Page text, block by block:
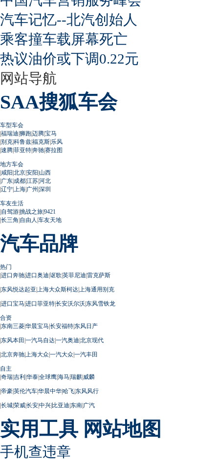
汽车记忆--北汽创始人
乘客撞车载屏幕死亡
热议油价或下调0.22元
网站导航
SAA搜狐车会
车型车会
|福瑞迪|狮跑|迈腾|宝马
|别克|科鲁兹|福克斯|乐风
|速腾|菲亚特|奔驰|赛拉图
地方车会
|咸阳|北京|安阳|山西
|广东|成都|江苏|河北
|辽宁| 上海|广州 |深圳
车友生活
|自驾游|挑战之旅|9421
|长三角 |自由人 |车友天地
汽车品牌
热门
|进口奔驰|进口奥迪|讴歌|英菲尼迪|雷克萨斯
|东风悦达起亚| 上海大众斯柯达| 上海通用别克
|进口宝马|进口菲亚特|长安沃尔沃|东风雪铁龙
合资
|东南三菱|华晨宝马|长安福特|东风日产
|东风本田 |一汽马自达|一汽奥迪|北京现代
|北京奔驰| 上海大众|一汽大众|一汽丰田
自主
|奇瑞|吉利|华泰|全球鹰|海马|瑞麒|威麟
|帝豪|英伦汽车|华晨中华|哈飞|东风风行
|长城|荣威|长安|中兴|比亚迪|东南|广汽
实用工具 网站地图
手机查违章